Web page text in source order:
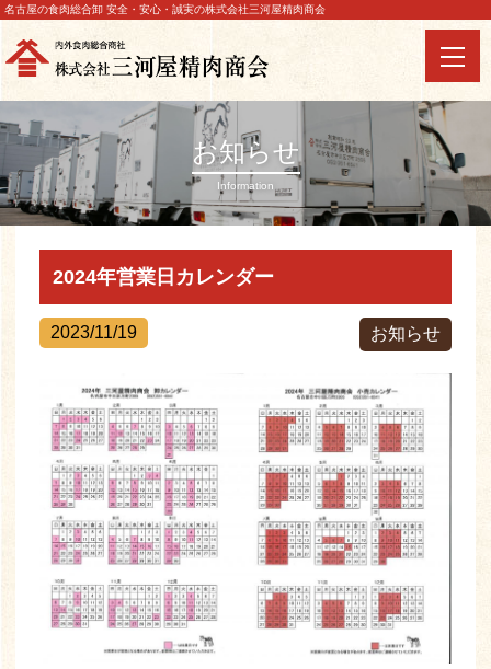
名古屋の食肉総合卸 安全・安心・誠実の株式会社三河屋精肉商会
お知らせ
Information
2024年営業日カレンダー
2023/11/19 お知らせ